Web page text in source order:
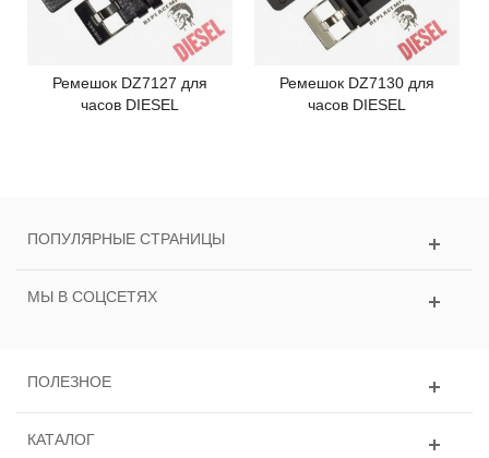
Ремешок DZ7127 для
часов DIESEL
Ремешок DZ7130 для
часов DIESEL
ПОПУЛЯРНЫЕ СТРАНИЦЫ
МЫ В СОЦСЕТЯХ
ПОЛЕЗНОЕ
КАТАЛОГ